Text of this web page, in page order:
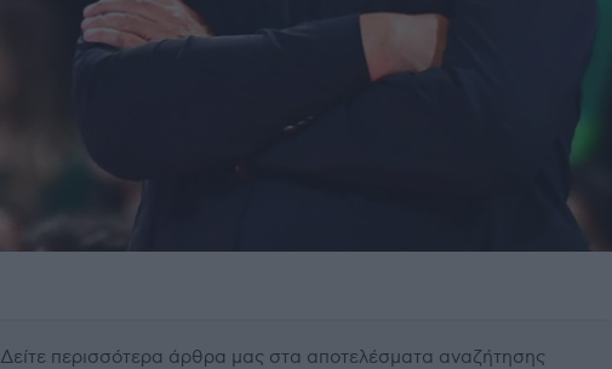
Δείτε περισσότερα άρθρα μας στα αποτελέσματα αναζήτησης